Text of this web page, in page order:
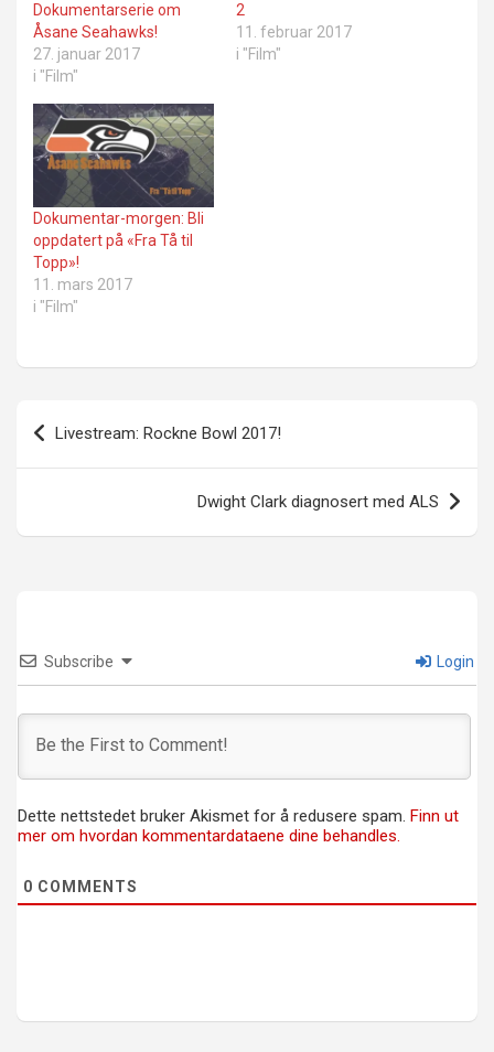
Dokumentarserie om
Åsane Seahawks!
27. januar 2017
i "Film"
2
11. februar 2017
i "Film"
Dokumentar-morgen: Bli
oppdatert på «Fra Tå til
Topp»!
11. mars 2017
i "Film"
Innleggsnavigasjon
Livestream: Rockne Bowl 2017!
Dwight Clark diagnosert med ALS
Subscribe Login
Dette nettstedet bruker Akismet for å redusere spam. Finn ut
mer om hvordan kommentardataene dine behandles.
0 COMMENTS